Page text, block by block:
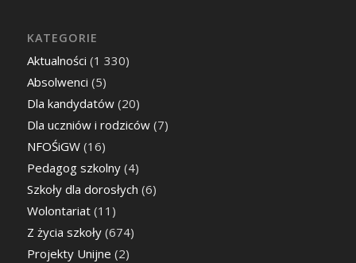
KATEGORIE
Aktualności (1 330)
Absolwenci (5)
Dla kandydatów(20)
Dla uczniów i rodziców(7)
NFOŚiGW(16)
Pedagog szkolny(4)
Szkoły dla dorosłych (6)
Wolontariat(11)
Z życia szkoły(674)
Projekty Unijne (2)